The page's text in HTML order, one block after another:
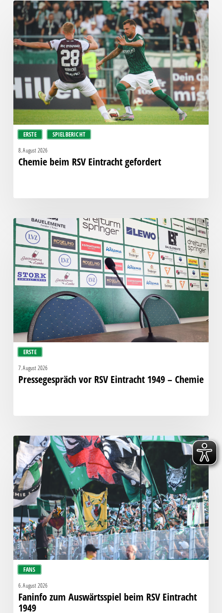
ERSTE SPIELBERICHT
Chemie
beim
RSV
Eintracht
gefordert
8. August 2026
Chemie beim RSV Eintracht gefordert
ERSTE
Pressegespräch
vor
RSV
Eintracht
1949
–
Chemie
7. August 2026
Pressegespräch vor RSV Eintracht 1949 – Chemie
FANS
Faninfo
zum
Auswärtsspiel
beim
RSV
Eintracht
6. August 2026
Faninfo zum Auswärtsspiel beim RSV Eintracht
1949